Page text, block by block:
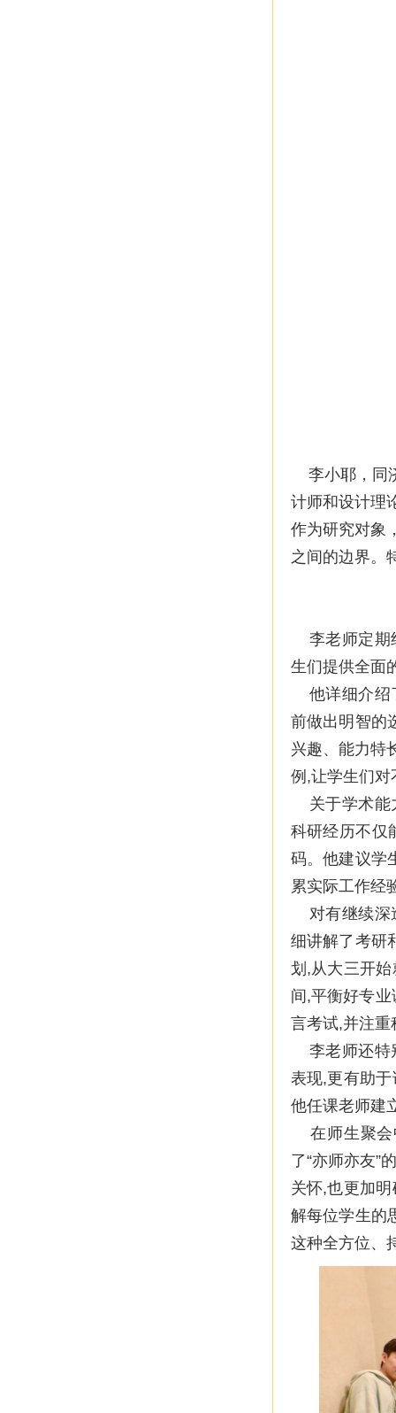
李小耶，同
计师和设计理
作为研究对象
之间的边界。
李老师定期
生们提供全面
他详细介绍
前做出明智的
兴趣、能力特
例,让学生们对
关于学术能
科研经历不仅
码。他建议学
累实际工作经
对有继续深
细讲解了考研
划,从大三开
间,平衡好专
言考试,并注重
李老师还特
表现,更有助
他任课老师建
在师生聚会
了“亦师亦友”
关怀,也更加
解每位学生的
这种全方位、